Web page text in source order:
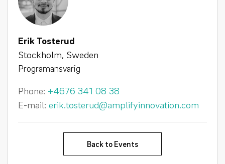
Erik Tosterud
Stockholm, Sweden
Programansvarig
Phone: +4676 341 08 38
E-mail: erik.tosterud@amplifyinnovation.com
Back to Events